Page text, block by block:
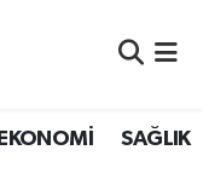
EKONOMİ SAĞLIK